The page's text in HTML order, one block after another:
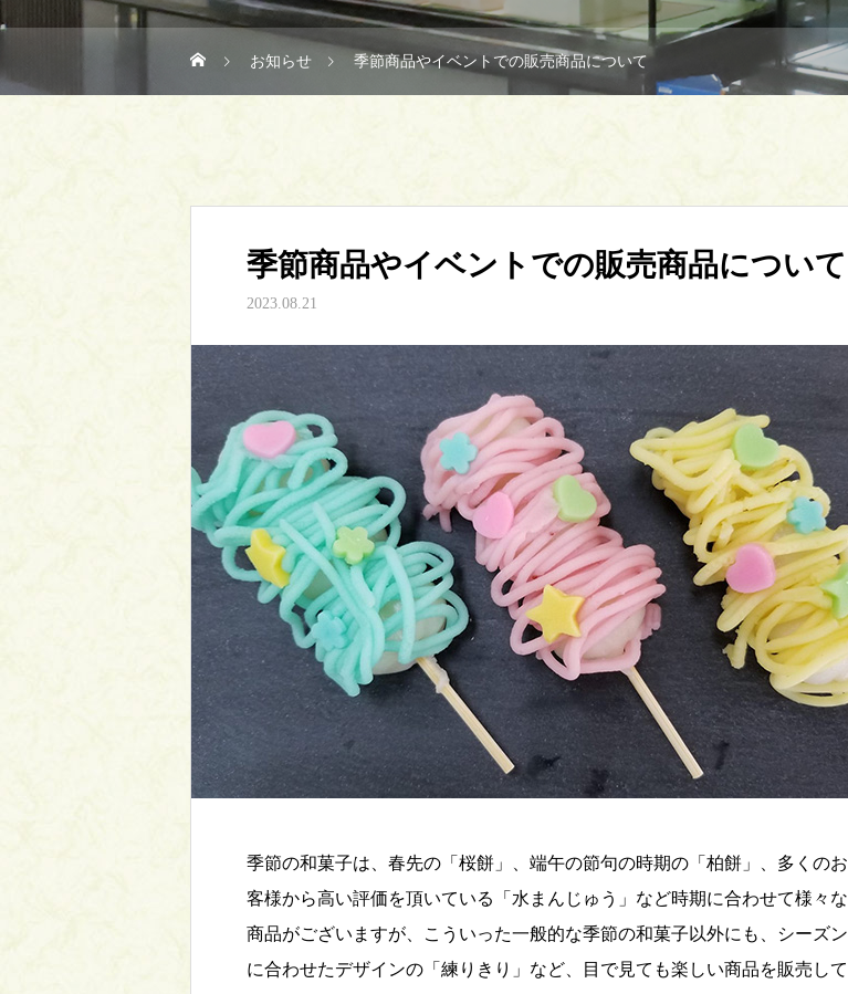
お知らせ 季節商品やイベントでの販売商品について
季節商品やイベントでの販売商品について
2023.08.21
季節の和菓子は、春先の「桜餅」、端午の節句の時期の「柏餅」、多くのお
客様から高い評価を頂いている「水まんじゅう」など時期に合わせて様々な
商品がございますが、こういった一般的な季節の和菓子以外にも、シーズン
に合わせたデザインの「練りきり」など、目で見ても楽しい商品を販売して